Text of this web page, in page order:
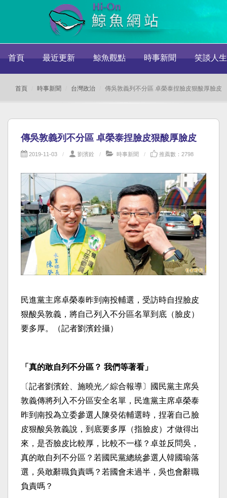
首頁 最近更新 鯨魚觀點 時事新聞 笑談人生
首頁 時事新聞 台灣政治 傳吳敦義列不分區 卓榮泰捏臉皮狠酸厚臉皮
傳吳敦義列不分區 卓榮泰捏臉皮狠酸厚臉皮
2019-11-03 劉濱銓 時事新聞 推薦數：2798
民進黨主席卓榮泰昨到南投輔選，受訪時自捏臉皮
狠酸吳敦義，將自己列入不分區名單到底（臉皮）
要多厚。（記者劉濱銓攝）
「真的敢自列不分區？ 我們等著看」
〔記者劉濱銓、施曉光／綜合報導〕國民黨主席吳
敦義傳將列入不分區安全名單，民進黨主席卓榮泰
昨到南投為立委參選人陳癸佑輔選時，捏著自己臉
皮狠酸吳敦義說，到底要多厚（指臉皮）才做得出
來，是否臉皮比較厚，比較不一樣？卓並反問吳，
真的敢自列不分區？若國民黨總統參選人韓國瑜落
選，吳敢辭職負責嗎？若國會未過半，吳也會辭職
負責嗎？